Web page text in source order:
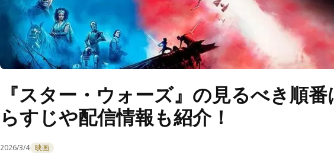
『スター・ウォーズ』の見るべき順
らすじや配信情報も紹介！
2026/3/4 映画